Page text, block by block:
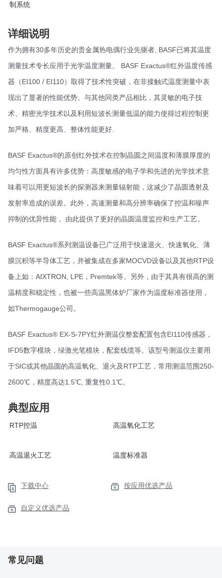
制系统
详细说明
作为拥有30多年历史的贵金属热电偶行业先驱者, BASF已将其温度
测量技术专长应用于光学温度测量。 BASF Exactus®红外温度传感
器（EI100 / EI110）取得了技术性突破，在非接触式温度测量中表
现出了显著的性能优势。与其他同类产品相比，其灵敏的电子技
术、精密光学技术以及利用短波长测量低温的能力使得过程控制更
加严格、精度更高、整体性能更好.
BASF Exactus®的原创红外技术在控制晶圆之间温度和薄膜厚度的
均匀性方面具有许多优势：高度敏感的电子学和先进的光学技术意
味着可以用更短波长的探测器来测量辐射能，这减少了晶圆透射及
发射率造成的误差。此外，高速测量和高分辨率确保了控温和噪声
抑制的优异性能， 由此提供了更好的晶圆温度监控和生产工艺。
BASF Exactus®系列测温设备已广泛用于快速退火、快速氧化、薄
膜沉积等半导体工艺，并被集成在多家MOCVD设备以及其他RTP设
备上如：AIXTRON, LPE，Premtek等。另外，由于其具有很高的测
温精度和稳定性，也被一些高温黑体炉厂家作为温度标准器使用，
如Thermogauge公司。
BASF Exactus® EX-S-7PY红外测温仪整套配置包含EI110传感器，
IFD5数字模块，绿激光笔模块，配套线缆等。该型号测温仪主要用
于SIC或其他晶圆的高温氧化、退火及RTP工艺，常用测温范围250-
2600℃，精度高达1.5℃, 重复性0.1℃。
典型应用
RTP控温 高温氧化工艺
高温退火工艺 温度标准器
下载中心 按应用优选产品
自定义优选产品
常见问题